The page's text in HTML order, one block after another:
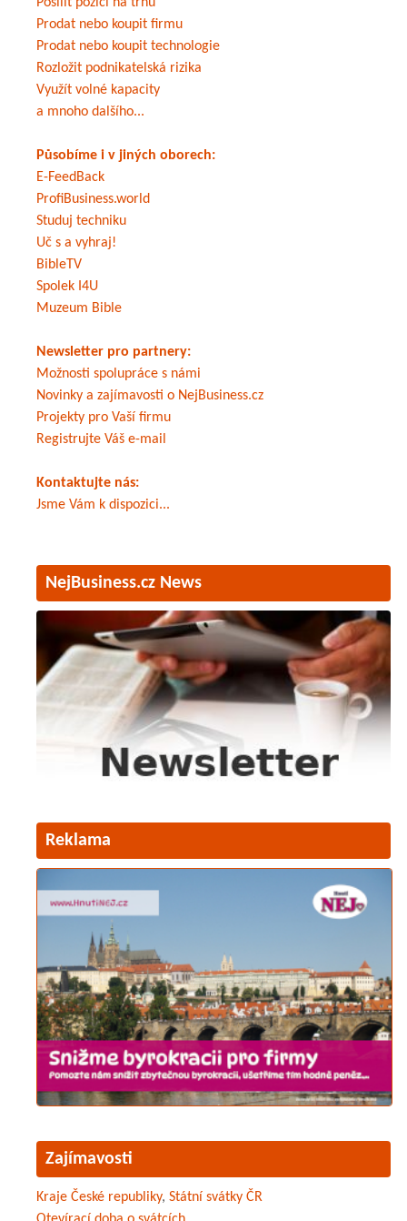
Posílit pozici na trhu
Prodat nebo koupit firmu
Prodat nebo koupit technologie
Rozložit podnikatelská rizika
Využít volné kapacity
a mnoho dalšího...
Působíme i v jiných oborech:
E-FeedBack
ProfiBusiness.world
Studuj techniku
Uč s a vyhraj!
BibleTV
Spolek I4U
Muzeum Bible
Newsletter pro partnery:
Možnosti spolupráce s námi
Novinky a zajímavosti o NejBusiness.cz
Projekty pro Vaší firmu
Registrujte Váš e-mail
Kontaktujte nás:
Jsme Vám k dispozici...
NejBusiness.cz News
Reklama
Zajímavosti
Kraje České republiky, Státní svátky ČR